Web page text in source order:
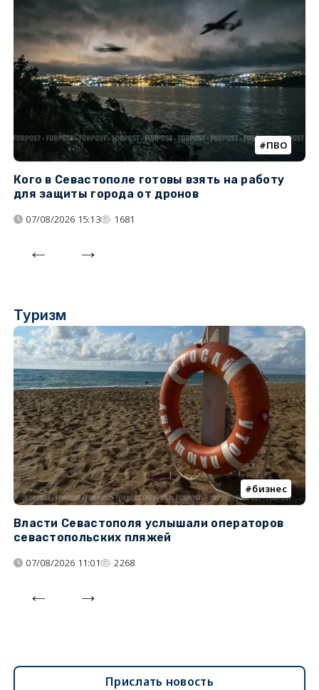
ПВО
Кого в Севастополе готовы взять на работу
для защиты города от дронов
07/08/2026 15:13 1681
Туризм
бизнес
Власти Севастополя услышали операторов
севастопольских пляжей
07/08/2026 11:01 2268
Прислать новость